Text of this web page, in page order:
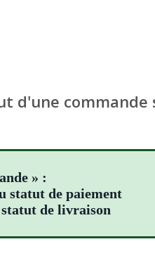
d'une commande
» :
statut de paiement
de livraison